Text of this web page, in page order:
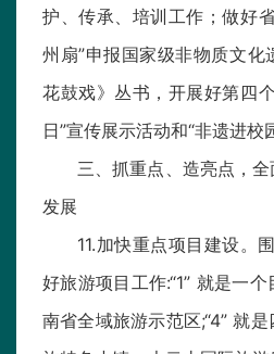
护、传承、培训工作；做好
州扇”申报国家级非物质文化
花鼓戏》丛书，开展好第四
日”宣传展示活动和“非遗进校
三、抓重点、造亮点，
发展
11.加快重点项目建设。
好旅游项目工作:“1” 就是一
南省全域旅游示范区;“4” 就